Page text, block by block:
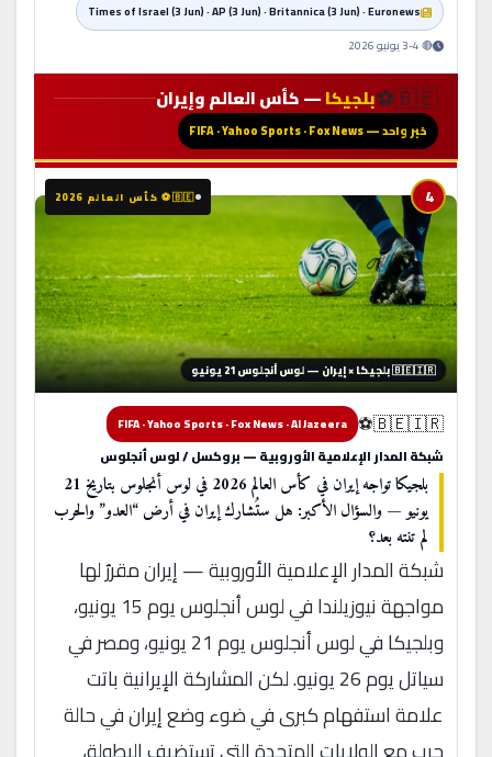
Times of Israel (3 Jun) · AP (3 Jun) · Britannica (3 Jun) · Euronews
🔴 3-4 يونيو 2026
🇧🇪⚽ بلجيكا— كأس العالم وإيران
خبر واحد — FIFA · Yahoo Sports · Fox News
4 🇧🇪⚽ كأس العالم 2026
🇧🇪🇮🇷 بلجيكا × إيران — لوس أنجلوس 21 يونيو
🇧🇪🇮🇷⚽
FIFA · Yahoo Sports · Fox News · Al Jazeera
شبكة المدار الإعلامية الأوروبية — بروكسل / لوس أنجلوس
بلجيكا تواجه إيران في كأس العالم 2026 في لوس أنجلوس بتاريخ 21
يونيو — والسؤال الأكبر: هل ستُشارك إيران في أرض “العدو” والحرب
لم تنته بعد؟
شبكة المدار الإعلامية الأوروبية — إيران مقررٌ لها
مواجهة نيوزيلندا في لوس أنجلوس يوم 15 يونيو،
وبلجيكا في لوس أنجلوس يوم 21 يونيو، ومصر في
سياتل يوم 26 يونيو. لكن المشاركة الإيرانية باتت
علامة استفهام كبرى في ضوء وضع إيران في حالة